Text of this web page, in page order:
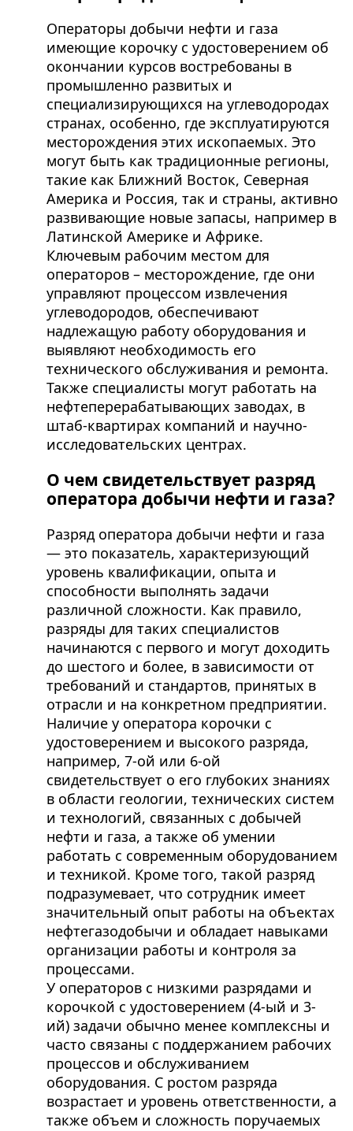
Операторы добычи нефти и газа
имеющие корочку с удостоверением об
окончании курсов востребованы в
промышленно развитых и
специализирующихся на углеводородах
странах, особенно, где эксплуатируются
месторождения этих ископаемых. Это
могут быть как традиционные регионы,
такие как Ближний Восток, Северная
Америка и Россия, так и страны, активно
развивающие новые запасы, например в
Латинской Америке и Африке.
Ключевым рабочим местом для
операторов – месторождение, где они
управляют процессом извлечения
углеводородов, обеспечивают
надлежащую работу оборудования и
выявляют необходимость его
технического обслуживания и ремонта.
Также специалисты могут работать на
нефтеперерабатывающих заводах, в
штаб-квартирах компаний и научно-
исследовательских центрах.
О чем свидетельствует разряд
оператора добычи нефти и газа?
Разряд оператора добычи нефти и газа
— это показатель, характеризующий
уровень квалификации, опыта и
способности выполнять задачи
различной сложности. Как правило,
разряды для таких специалистов
начинаются с первого и могут доходить
до шестого и более, в зависимости от
требований и стандартов, принятых в
отрасли и на конкретном предприятии.
Наличие у оператора корочки с
удостоверением и высокого разряда,
например, 7-ой или 6-ой
свидетельствует о его глубоких знаниях
в области геологии, технических систем
и технологий, связанных с добычей
нефти и газа, а также об умении
работать с современным оборудованием
и техникой. Кроме того, такой разряд
подразумевает, что сотрудник имеет
значительный опыт работы на объектах
нефтегазодобычи и обладает навыками
организации работы и контроля за
процессами.
У операторов с низкими разрядами и
корочкой с удостоверением (4-ый и 3-
ий) задачи обычно менее комплексны и
часто связаны с поддержанием рабочих
процессов и обслуживанием
оборудования. С ростом разряда
возрастает и уровень ответственности, а
также объем и сложность поручаемых